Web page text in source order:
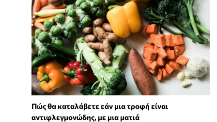
Πώς θα καταλάβετε εάν μια τροφή είναι
αντιφλεγμονώδης, με μια ματιά